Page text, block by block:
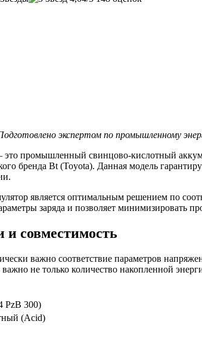
экспертом по промышленному
промышленный свинцово-кислотный
бренда Bt (Toyota). Данная модель
является оптимальным решением по
заряда и позволяет минимизировать
и совместимость
важно соответствие параметров
не только количество накопленной
PzB 300)
(Acid)